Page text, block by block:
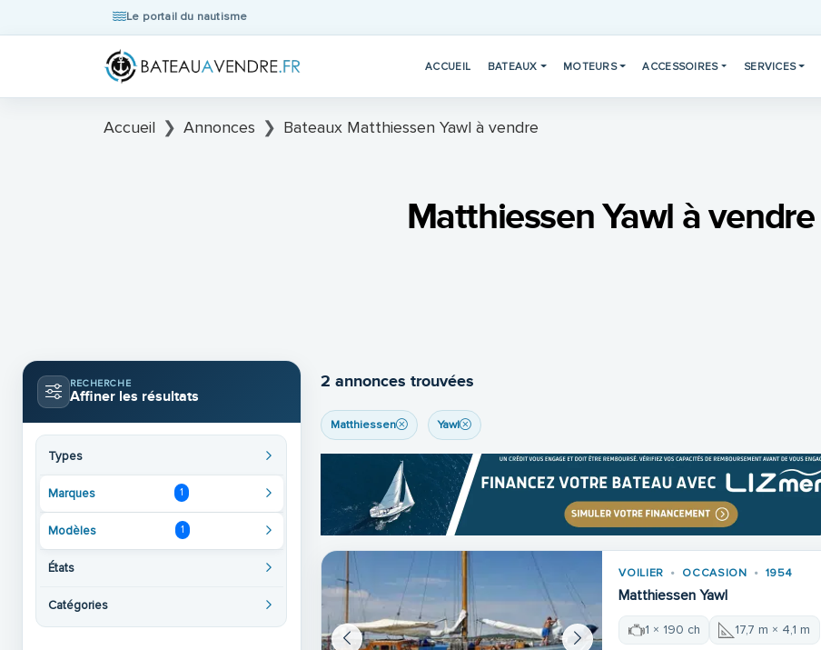
Le portail du nautisme
ACCUEIL BATEAUX MOTEURS ACCESSOIRES SERVICES
Accueil Annonces Bateaux Matthiessen Yawl à vendre
Matthiessen Yawl à vendre
RECHERCHE
Affiner les résultats
Types
Marques 1
Modèles 1
États
Catégories
2 annonces trouvées
Matthiessen Yawl
VOILIER OCCASION 1954
Matthiessen Yawl
1 × 190 ch 17,7 m × 4,1 m